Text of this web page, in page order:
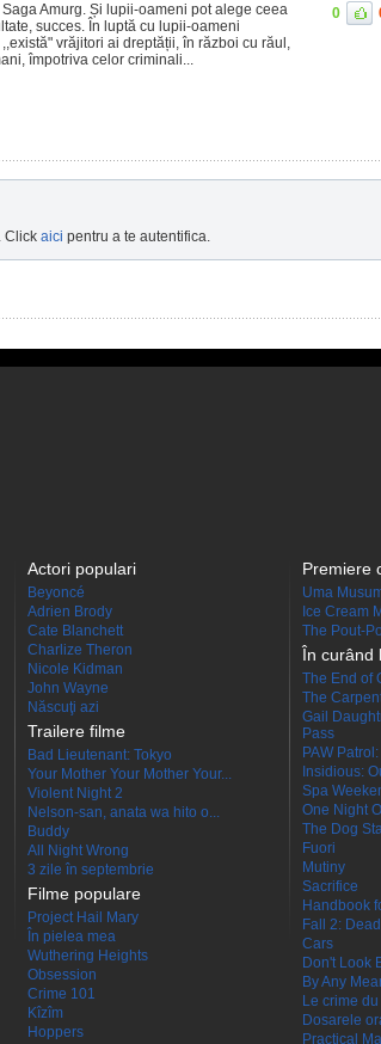
Amurg. Și lupii-oameni pot alege ceea
succes. În luptă cu lupii-oameni
vrăjitori ai dreptății, în război cu răul,
împotriva celor criminali...
0
Click aici pentru a te autentifica.
Actori populari
Beyoncé
Adrien Brody
Cate Blanchett
Charlize Theron
Nicole Kidman
John Wayne
Născuţi azi
Trailere filme
Bad Lieutenant: Tokyo
Your Mother Your Mother Your...
Violent Night 2
Nelson-san, anata wa hito o...
Buddy
All Night Wrong
3 zile în septembrie
Filme populare
Project Hail Mary
În pielea mea
Wuthering Heights
Obsession
Crime 101
Kîzîm
Hoppers
Premiere
Uma
Ice Cream
The Pout-
În curând
The End of
The
Gail
Pass
PAW
Insidious:
Spa
One Night
The Dog
Fuori
Mutiny
Sacrifice
Handbook
Fall 2:
Cars
Don't Look
By Any
Le crime
Dosarele
Practical